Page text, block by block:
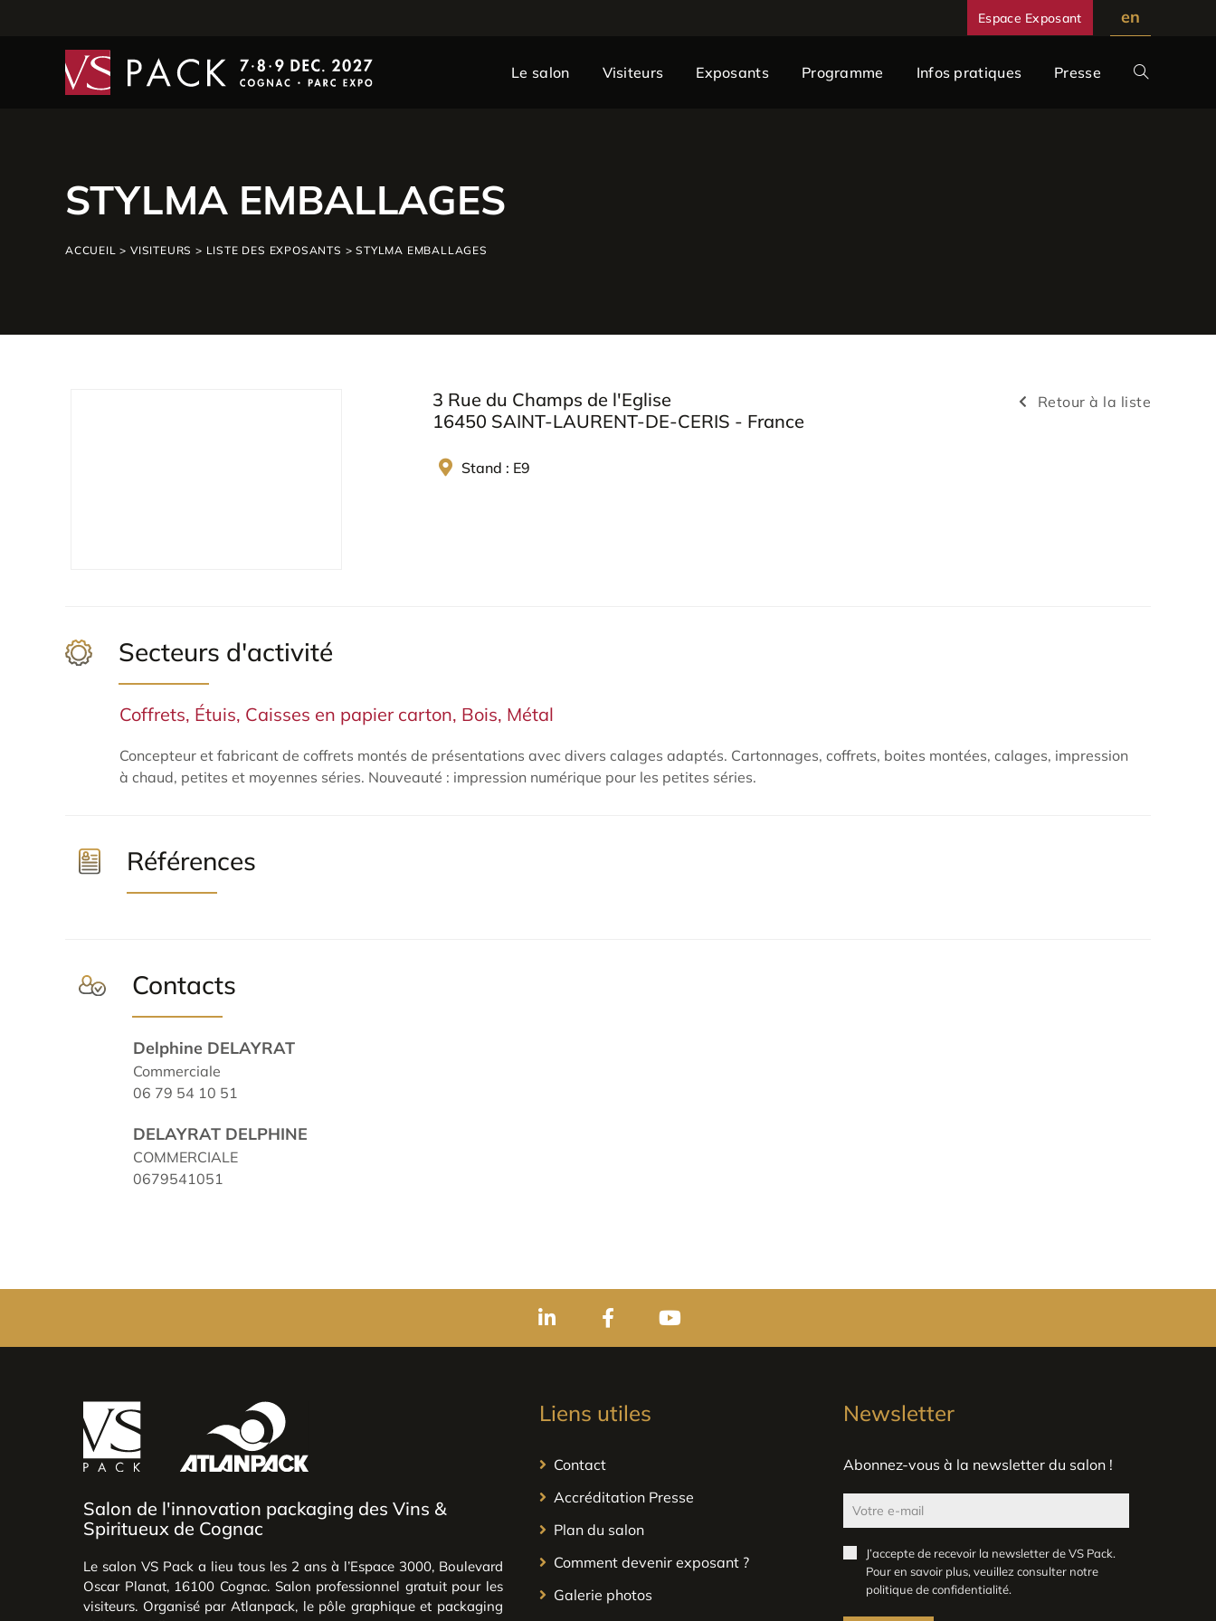
Espace Exposant en
Le salon Visiteurs Exposants Programme Infos pratiques Presse
STYLMA EMBALLAGES
ACCUEIL >VISITEURS > LISTE DES EXPOSANTS >STYLMA EMBALLAGES
3 Rue du Champs de l'Eglise
16450 SAINT-LAURENT-DE-CERIS - France
Stand : E9
Retour à la liste
Secteurs d'activité
Coffrets, Étuis, Caisses en papier carton, Bois, Métal
Concepteur et fabricant de coffrets montés de présentations avec divers calages adaptés. Cartonnages, coffrets, boites montées, calages, impression
à chaud, petites et moyennes séries. Nouveauté : impression numérique pour les petites séries.
Références
Contacts
Delphine DELAYRAT
Commerciale
06 79 54 10 51
DELAYRAT DELPHINE
COMMERCIALE
0679541051
Salon de l'innovation packaging des Vins &
Spiritueux de Cognac
Le salon VS Pack a lieu tous les 2 ans à l’Espace 3000, Boulevard
Oscar Planat, 16100 Cognac. Salon professionnel gratuit pour les
visiteurs. Organisé par Atlanpack, le pôle graphique et packaging
Liens utiles
Contact
Accréditation Presse
Plan du salon
Comment devenir exposant ?
Galerie photos
Newsletter
Abonnez-vous à la newsletter du salon !
J’accepte de recevoir la newsletter de VS Pack.
Pour en savoir plus, veuillez consulter notre
politique de confidentialité.